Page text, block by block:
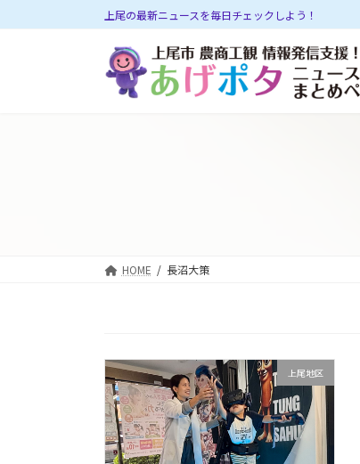
ン
ビ
上尾の最新ニュースを毎日チェックしよう！
HOME 長沼大策
上尾地区